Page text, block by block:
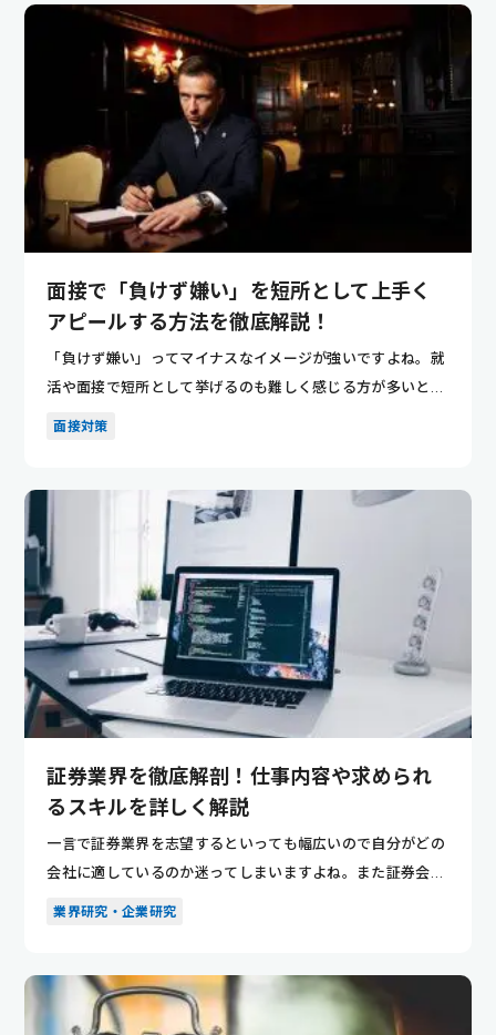
面接で「負けず嫌い」を短所として上手く
アピールする方法を徹底解説！
「負けず嫌い」ってマイナスなイメージが強いですよね。就
活や面接で短所として挙げるのも難しく感じる方が多いと思
います。 し...
面接対策
証券業界を徹底解剖！仕事内容や求められ
るスキルを詳しく解説
一言で証券業界を志望するといっても幅広いので自分がどの
会社に適しているのか迷ってしまいますよね。また証券会社
特有の専門用...
業界研究・企業研究